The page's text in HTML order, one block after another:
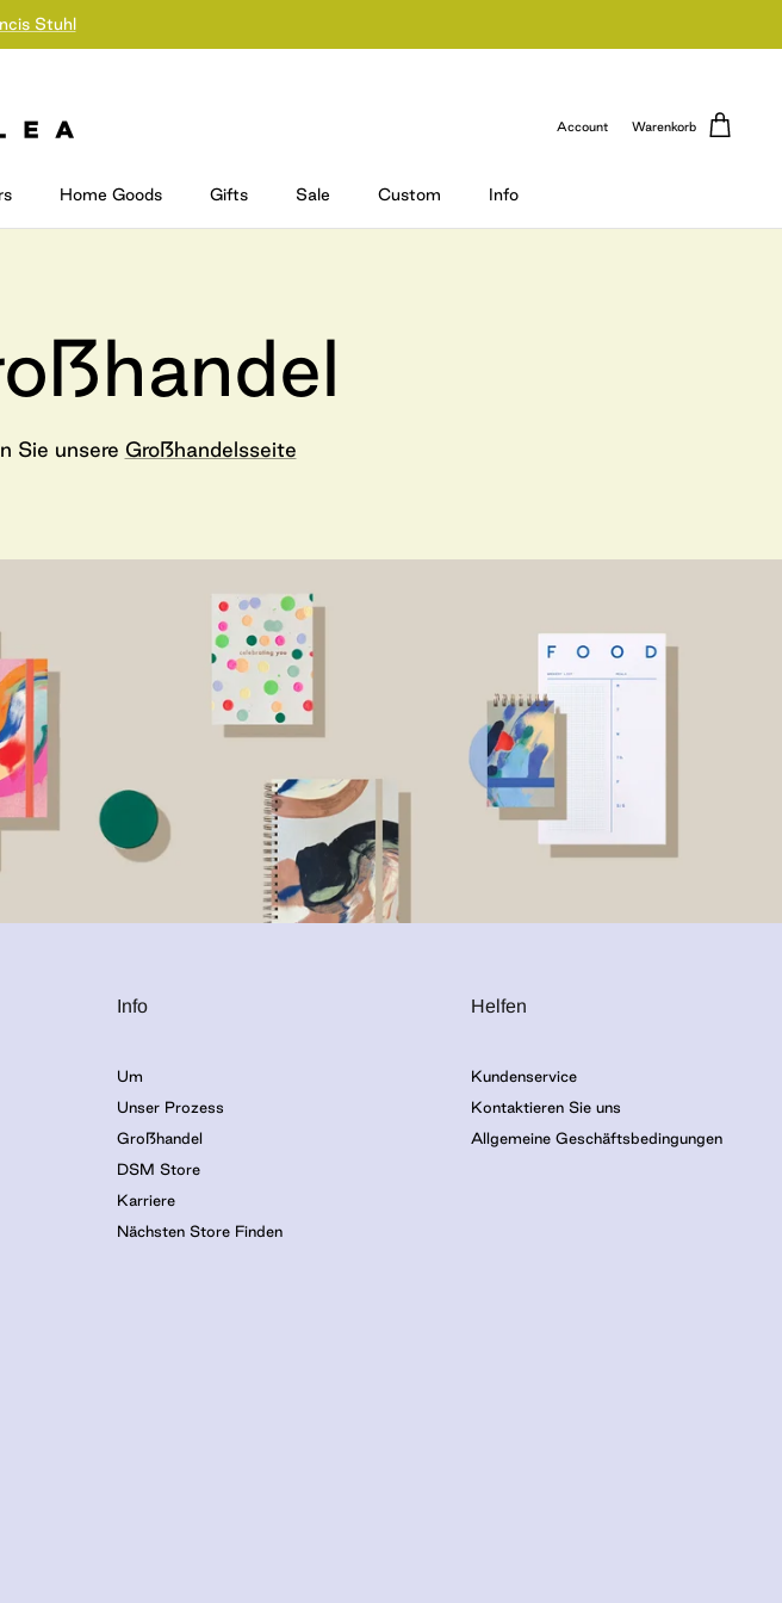
Stuhl
Account Warenkorb
Home Goods Gifts Sale Custom Info
Sie unsere Großhandelsseite
Info
Um
Unser Prozess
Großhandel
DSM Store
Karriere
Nächsten Store Finden
Helfen
Kundenservice
Kontaktieren Sie uns
Allgemeine Geschäftsbedingungen